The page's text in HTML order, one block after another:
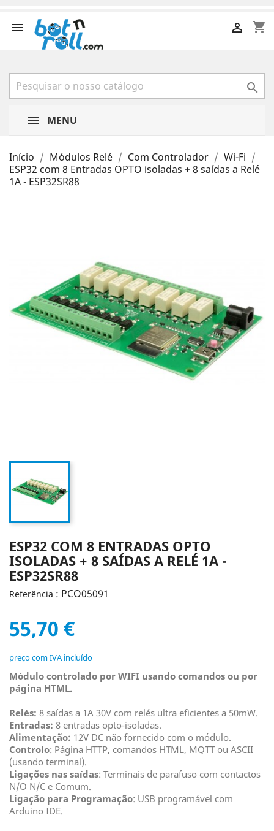
 shopping_cart


MENU
Início Módulos Relé Com Controlador
Wi-Fi
ESP32 com 8 Entradas OPTO isoladas + 8 saídas a Relé
1A - ESP32SR88
ESP32 COM 8 ENTRADAS OPTO
ISOLADAS + 8 SAÍDAS A RELÉ 1A -
ESP32SR88
Referência : PCO05091
55,70 €
preço com IVA incluído
Módulo controlado por WIFI usando comandos ou por
página HTML.
Relés: 8 saídas a 1A 30V com relés ultra eficientes a 50mW.
Entradas: 8 entradas opto-isoladas.
Alimentação: 12V DC não fornecido com o módulo.
Controlo: Página HTTP, comandos HTML, MQTT ou ASCII
(usando terminal).
Ligações nas saídas: Terminais de parafuso com contactos
N/O N/C e Comum.
Ligação para Programação: USB programável com
Arduino IDE.